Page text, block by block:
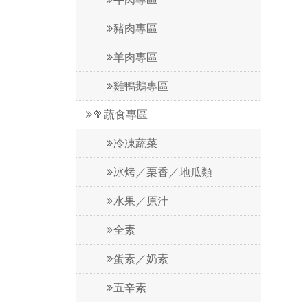
豬肉專區
羊肉專區
雞鴨鵝專區
🥦蔬食專區
冷凍蔬菜
冰烤／栗香／地瓜類
水果／原汁
全素
蛋素／奶素
五辛素